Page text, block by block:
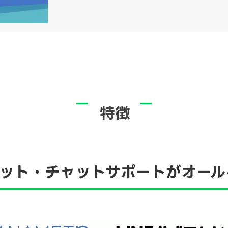
特徴
ト・チャットサポートがオー